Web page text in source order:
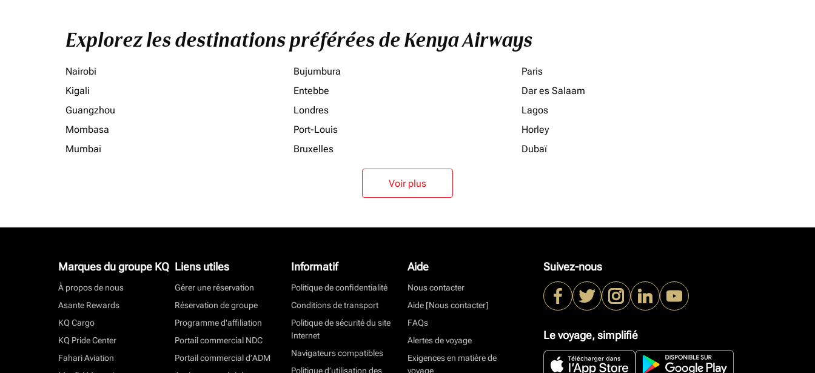
Explorez les destinations préférées de Kenya Airways
Nairobi Bujumbura
Paris
Kigali
Entebbe
Dar es Salaam
Guangzhou
Londres
Lagos
Mombasa
Port-Louis
Horley
Mumbai
Bruxelles Dubaï
Voir plus
Marques du groupe KQ
À propos de nous
Asante Rewards
KQ Cargo
KQ Pride Center
Fahari Aviation
Liens utiles
Gérer une réservation
Réservation de groupe
Programme d'affiliation
Portail commercial NDC
Portail commercial d’ADM
Informatif
Politique de confidentialité
Conditions de transport
Politique de sécurité du site
Internet
Navigateurs compatibles
Politique d’utilisation des
Aide
Nous contacter
Aide [Nous contacter]
FAQs
Alertes de voyage
Exigences en matière de
voyage
Suivez-nous
Le voyage, simplifié